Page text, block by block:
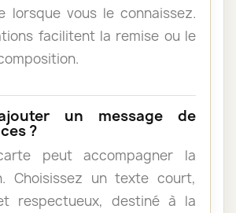
lorsque vous le connaissez.
facilitent la remise ou le
un message de
?
peut accompagner la
Choisissez un texte court,
respectueux, destiné à la